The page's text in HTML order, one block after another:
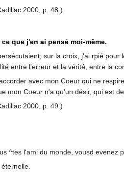
2000, p. 48.)
que j'en ai pensé moi-même.
sur la croix, j'ai rpié pour
entre l'erreur et la vérité, entre la
avec mon Coeur qui ne
mon Coeur n'a qu'un désir, qui est
2000, p. 49.)
^tes l'ami du monde, vousd evenez